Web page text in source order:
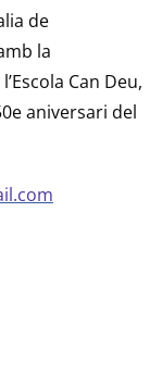
de
la
l’Escola Can Deu,
aniversari del